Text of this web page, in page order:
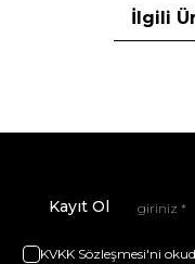
İlgili
Kayıt Ol
KVKK Sözleşmesi'ni